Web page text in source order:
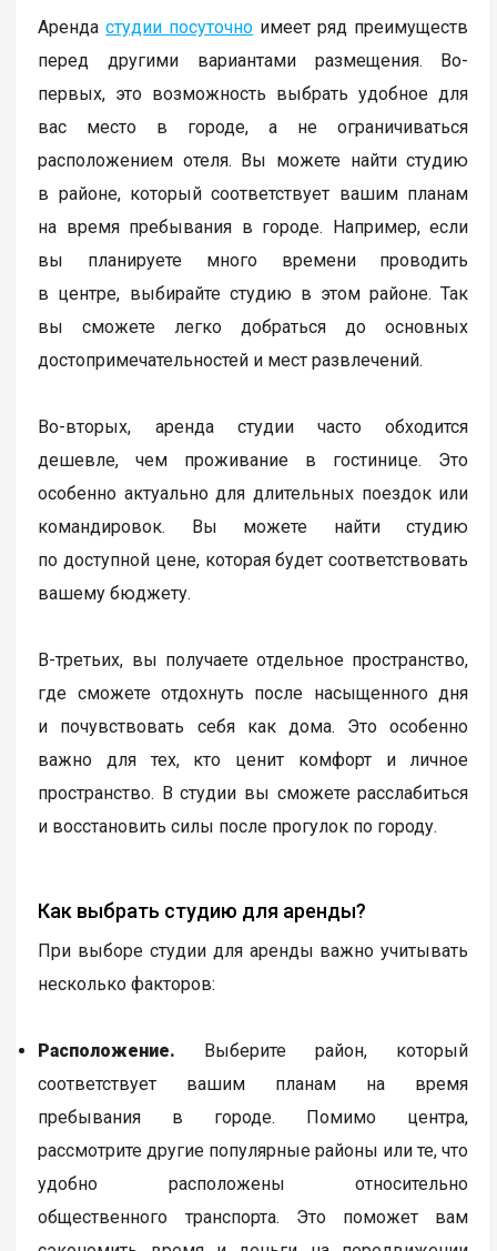
Арендастудии посуточно имеет ряд преимуществ
перед другими вариантами размещения. Во-
первых, это возможность выбрать удобное для
вас место в городе, а не ограничиваться
расположением отеля. Вы можете найти студию
в районе, который соответствует вашим планам
на время пребывания в городе. Например, если
вы планируете много времени проводить
в центре, выбирайте студию в этом районе. Так
вы сможете легко добраться до основных
достопримечательностей и мест развлечений.
Во-вторых, аренда студии часто обходится
дешевле, чем проживание в гостинице. Это
особенно актуально для длительных поездок или
командировок. Вы можете найти студию
по доступной цене, которая будет соответствовать
вашему бюджету.
В-третьих, вы получаете отдельное пространство,
где сможете отдохнуть после насыщенного дня
и почувствовать себя как дома. Это особенно
важно для тех, кто ценит комфорт и личное
пространство. В студии вы сможете расслабиться
и восстановить силы после прогулок по городу.
Как выбрать студию для аренды?
При выборе студии для аренды важно учитывать
несколько факторов:
Расположение. Выберите район, который
соответствует вашим планам на время
пребывания в городе. Помимо центра,
рассмотрите другие популярные районы или те, что
удобно расположены относительно
общественного транспорта. Это поможет вам